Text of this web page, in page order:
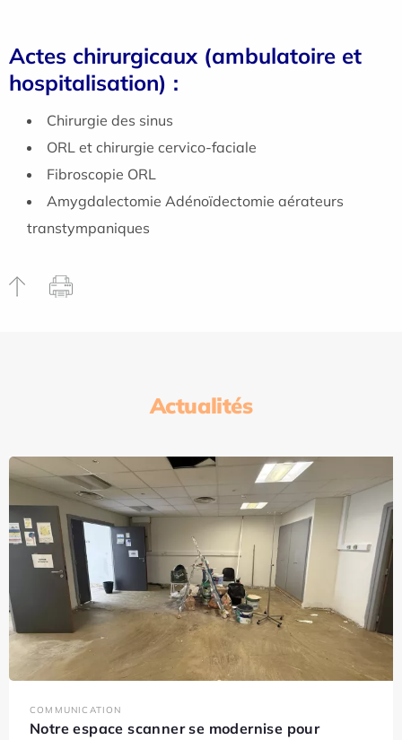
Actes chirurgicaux (ambulatoire et
hospitalisation) :
Chirurgie des sinus
ORL et chirurgie cervico-faciale
Fibroscopie ORL
Amygdalectomie Adénoïdectomie aérateurs
transtympaniques
Actualités
COMMUNICATION
Notre espace scanner se modernise pour